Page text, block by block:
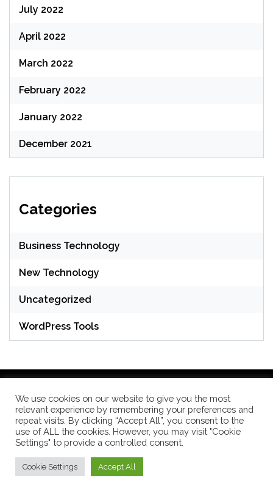
July 2022
April 2022
March 2022
February 2022
January 2022
December 2021
Categories
Business Technology
New Technology
Uncategorized
WordPress Tools
WordPress Theme: Seek byThemeInWP
Subscribe US Now
We use cookies on our website to give you the most
relevant experience by remembering your preferences and
repeat visits. By clicking “Accept All”, you consent to the
use of ALL the cookies. However, you may visit "Cookie
Settings" to provide a controlled consent.
Cookie Settings Accept All